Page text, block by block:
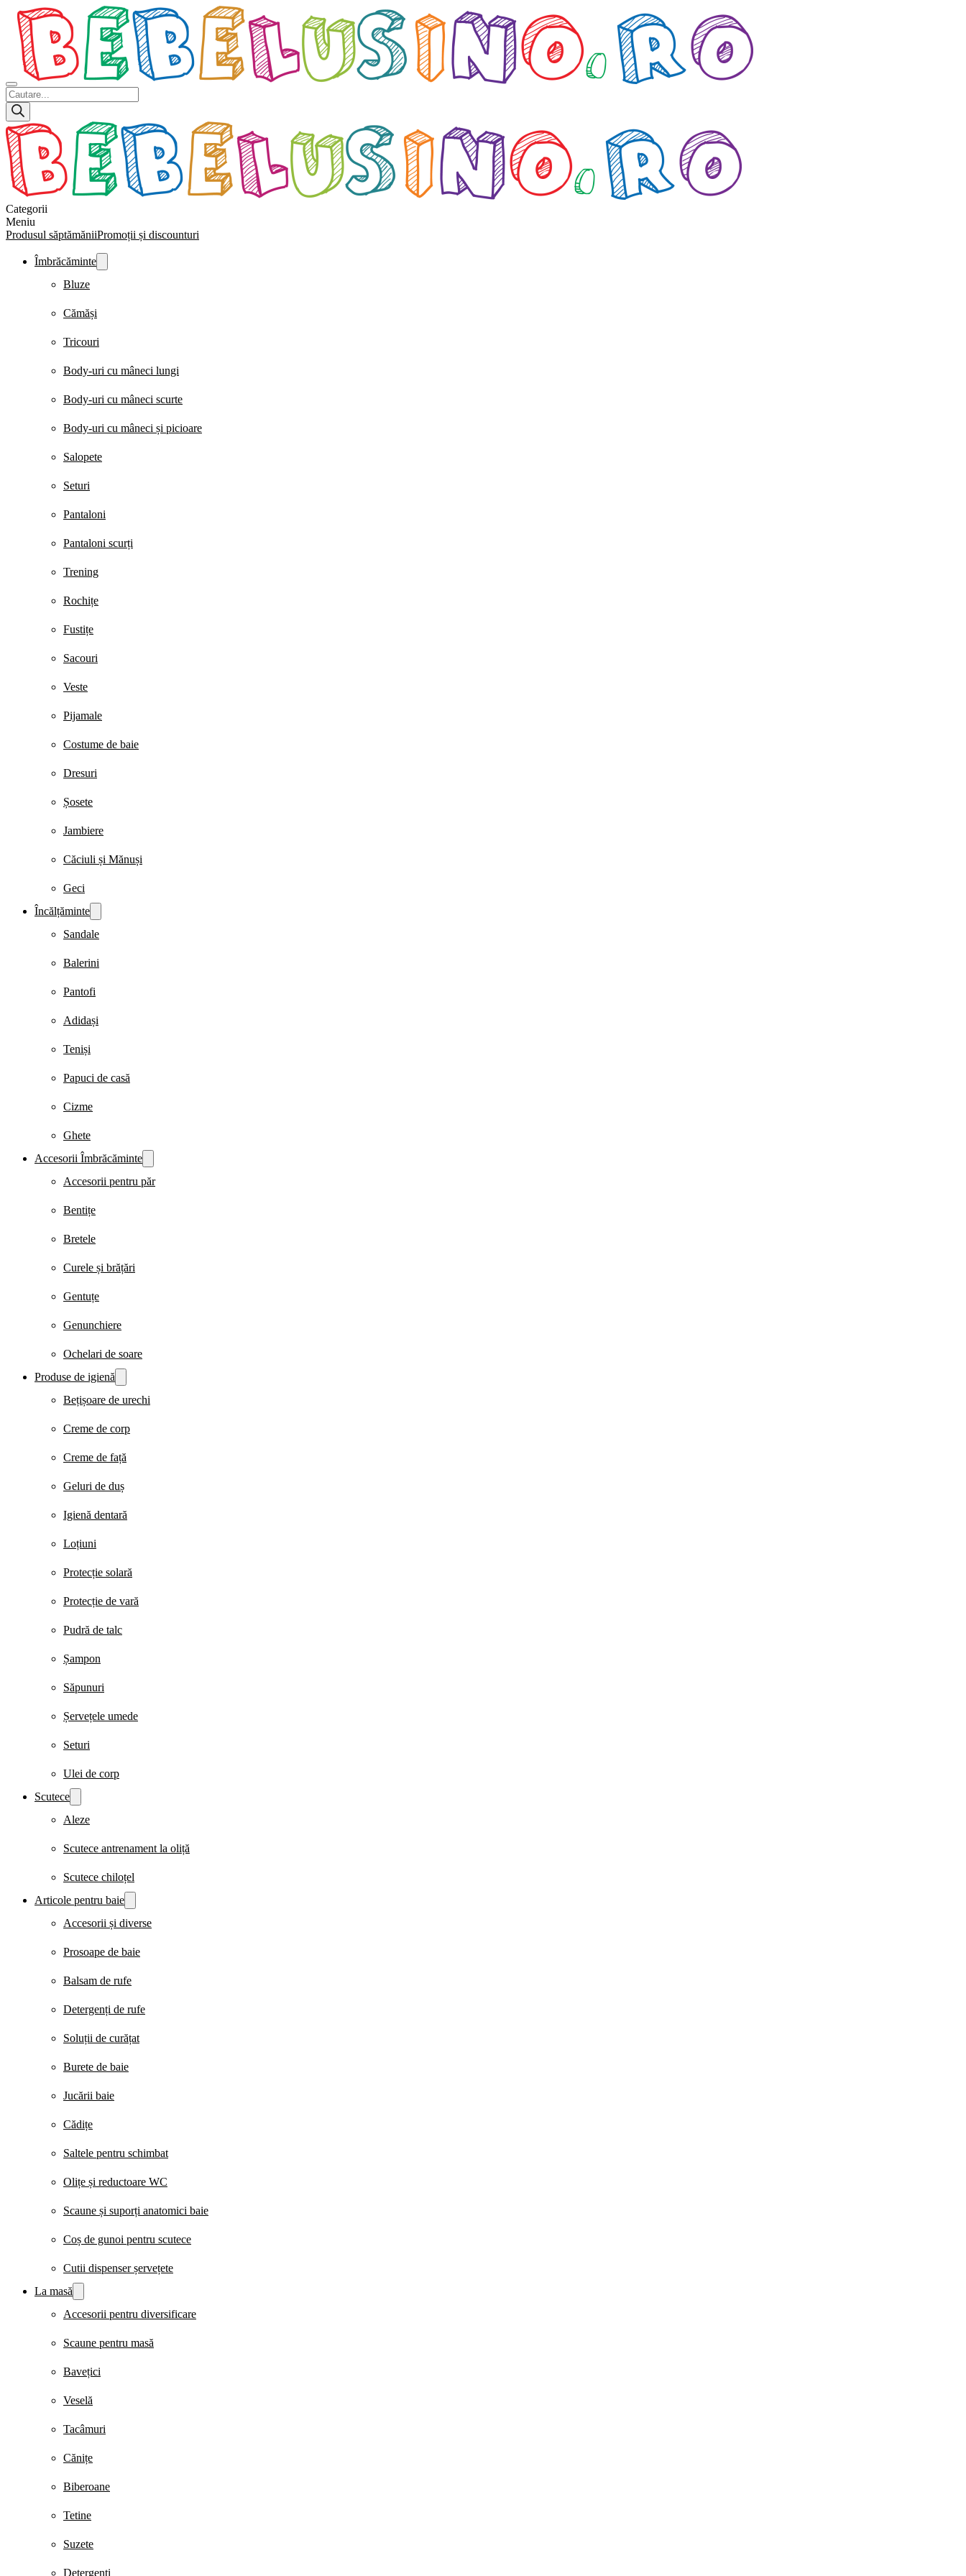
Products
search
Categorii
Meniu
Produsul săptămăniiPromoții și discounturi
Îmbrăcăminte
Bluze
Cămăși
Tricouri
Body-uri cu mâneci lungi
Body-uri cu mâneci scurte
Body-uri cu mâneci și picioare
Salopete
Seturi
Pantaloni
Pantaloni scurți
Trening
Rochițe
Fustițe
Sacouri
Veste
Pijamale
Costume de baie
Dresuri
Șosete
Jambiere
Căciuli și Mănuși
Geci
Încălțăminte
Sandale
Balerini
Pantofi
Adidași
Teniși
Papuci de casă
Cizme
Ghete
Accesorii Îmbrăcăminte
Accesorii pentru păr
Bentițe
Bretele
Curele și brățări
Gentuțe
Genunchiere
Ochelari de soare
Produse de igienă
Bețișoare de urechi
Creme de corp
Creme de față
Geluri de duș
Igienă dentară
Loțiuni
Protecție solară
Protecție de vară
Pudră de talc
Șampon
Săpunuri
Șervețele umede
Seturi
Ulei de corp
Scutece
Aleze
Scutece antrenament la oliță
Scutece chiloțel
Articole pentru baie
Accesorii și diverse
Prosoape de baie
Balsam de rufe
Detergenți de rufe
Soluții de curățat
Burete de baie
Jucării baie
Cădițe
Saltele pentru schimbat
Olițe și reductoare WC
Scaune și suporți anatomici baie
Coș de gunoi pentru scutece
Cutii dispenser șervețete
La masă
Accesorii pentru diversificare
Scaune pentru masă
Bavețici
Veselă
Tacâmuri
Cănițe
Biberoane
Tetine
Suzete
Detergenți